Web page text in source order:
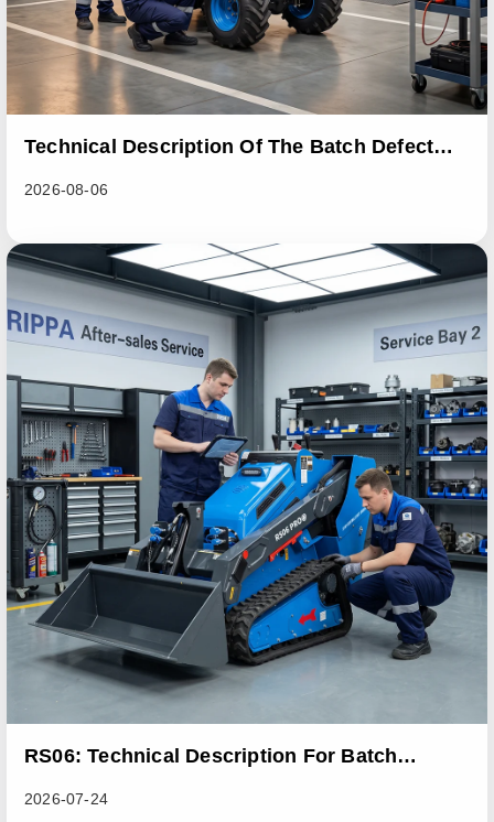
Technical Description Of The Batch Defect
2026-08-06
RS06: Technical Description For Batch
2026-07-24